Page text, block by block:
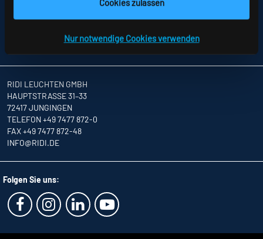
Cookies zulassen
Nur notwendige Cookies verwenden
RIDI LEUCHTEN GMBH
HAUPTSTRASSE 31–33
72417 JUNGINGEN
TELEFON +49 7477 872-0
FAX +49 7477 872-48
INFO@RIDI.DE
Folgen Sie uns: